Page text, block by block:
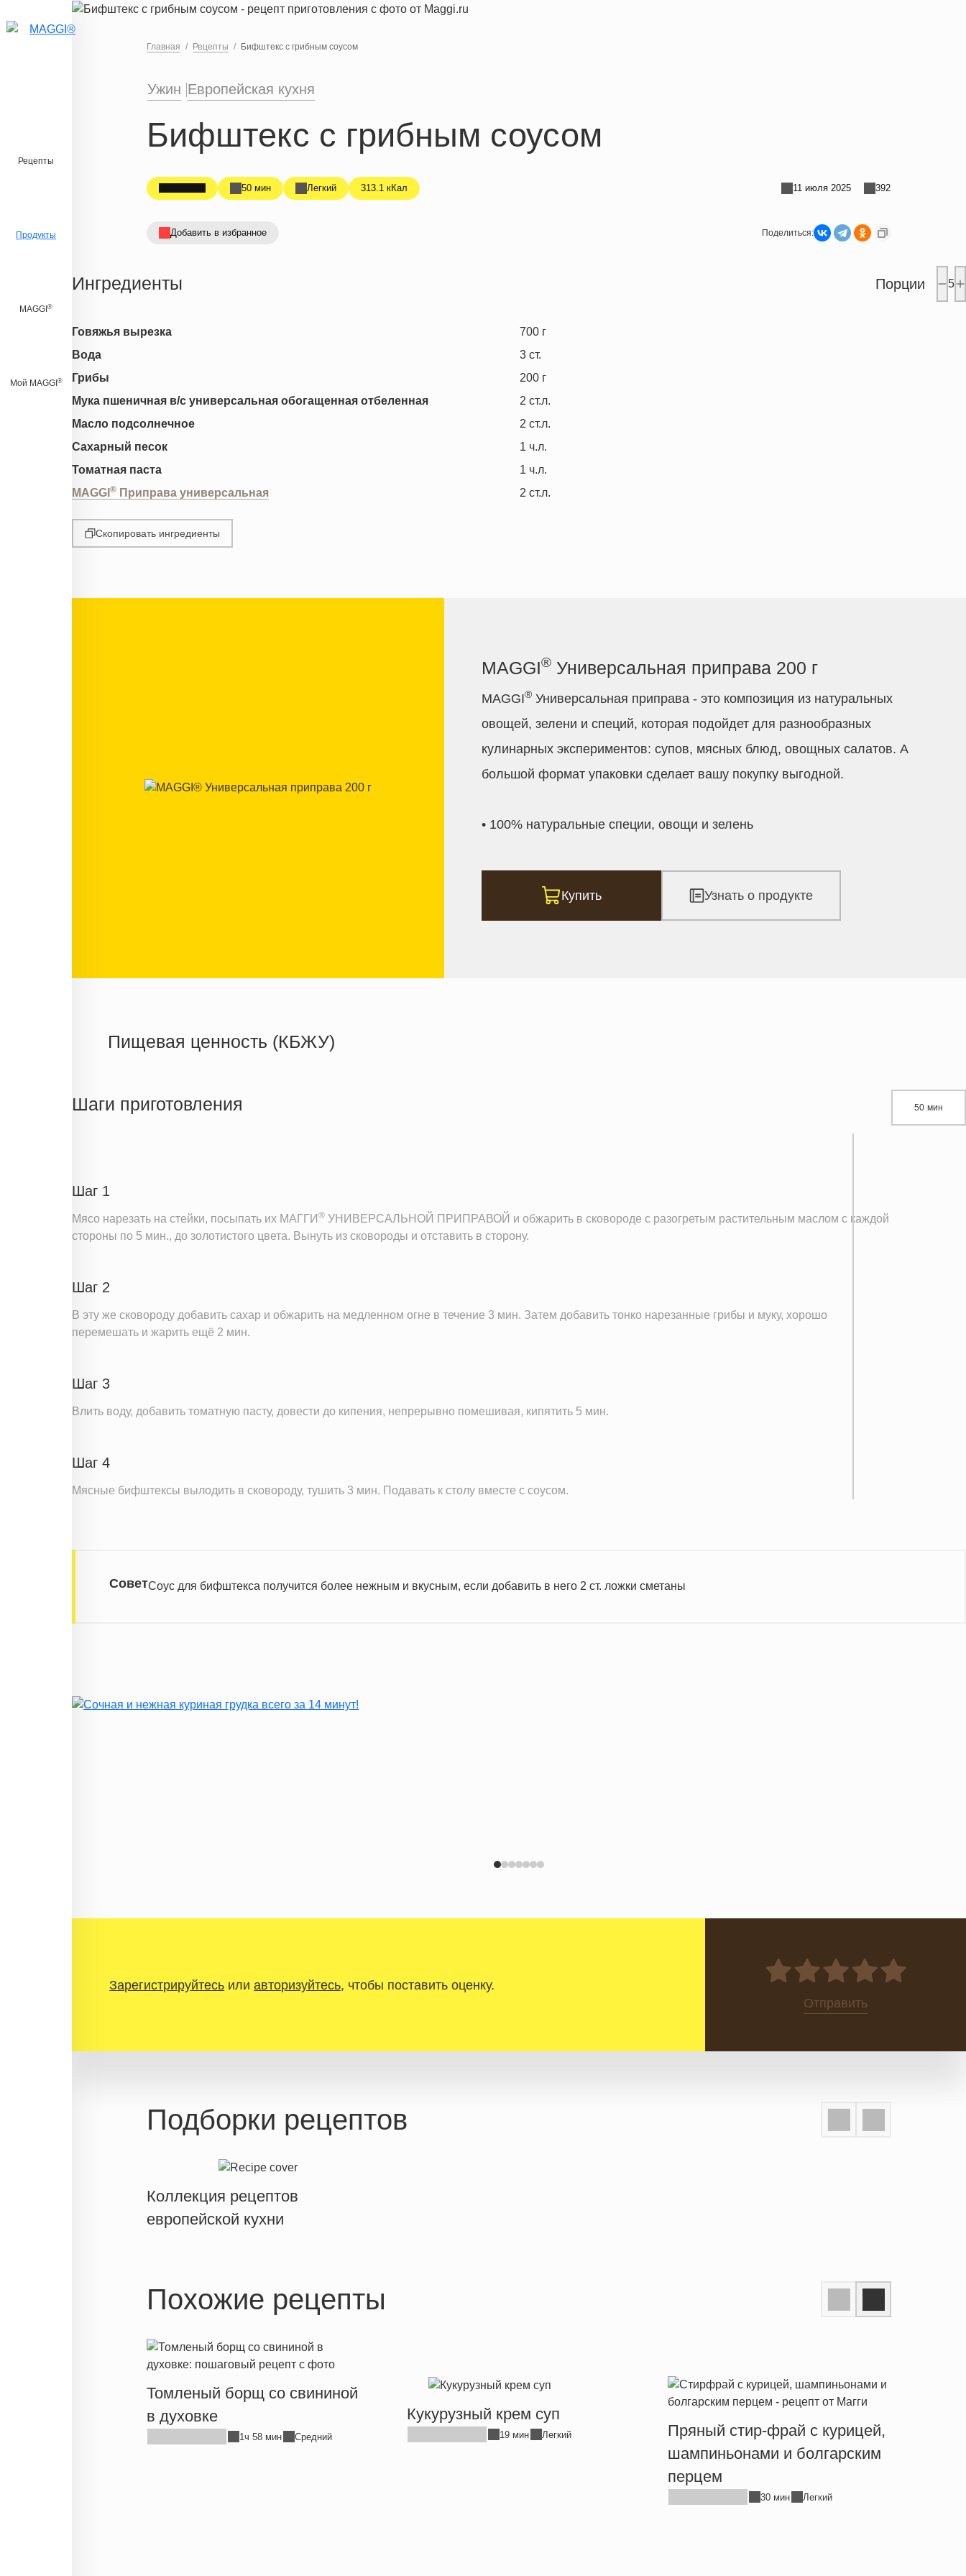
Перейти к основному содержанию
Рецепты
Продукты
MAGGI ®
Мой MAGGI ®
Главная Рецепты Бифштекс с грибным соусом
Ужин Европейская кухня
Бифштекс с грибным соусом
50 мин Легкий 313.1 кКал 11 июля 2025 392
Добавить в избранное Поделиться:
Ингредиенты Порции 5
Говяжья вырезка 700 г
Вода
3 ст.
Грибы
200 г
Мука пшеничная в/с универсальная обогащенная отбеленная
2 ст.л.
Масло подсолнечное
2 ст.л.
Сахарный песок
1 ч.л.
Томатная паста
1 ч.л.
MAGGI ® Приправа универсальная 2 ст.л.
Скопировать ингредиенты
MAGGI® Универсальная приправа 200 г
MAGGI® Универсальная приправа - это композиция из натуральных
овощей, зелени и специй, которая подойдет для разнообразных
кулинарных экспериментов: супов, мясных блюд, овощных салатов. А
большой формат упаковки сделает вашу покупку выгодной.
• 100% натуральные специи, овощи и зелень
Купить Узнать о продукте
Пищевая ценность (КБЖУ)
Белки
Шаги приготовления 50 мин
Шаг 1
Мясо нарезать на стейки, посыпать их МАГГИ ® УНИВЕРСАЛЬНОЙ ПРИПРАВОЙ и обжарить в сковороде с разогретым растительным маслом с каждой
стороны по 5 мин., до золотистого цвета. Вынуть из сковороды и отставить в сторону.
Шаг 2
В эту же сковороду добавить сахар и обжарить на медленном огне в течение 3 мин. Затем добавить тонко нарезанные грибы и муку, хорошо
перемешать и жарить ещё 2 мин.
Шаг 3
Влить воду, добавить томатную пасту, довести до кипения, непрерывно помешивая, кипятить 5 мин.
Шаг 4
Мясные бифштексы вылодить в сковороду, тушить 3 мин. Подавать к столу вместе с соусом.
СоветСоус для бифштекса получится более нежным и вкусным, если добавить в него 2 ст. ложки сметаны
Зарегистрируйтесьили авторизуйтесь, чтобы поставить оценку. 0
Отправить
Подборки рецептов
Коллекция рецептов
европейской кухни
Похожие рецепты
Томленый борщ со свининой
в духовке
1ч 58 мин Средний
Кукурузный крем суп
19 мин Легкий
Пряный стир-фрай с курицей,
шампиньонами и болгарским
перцем
30 мин Легкий